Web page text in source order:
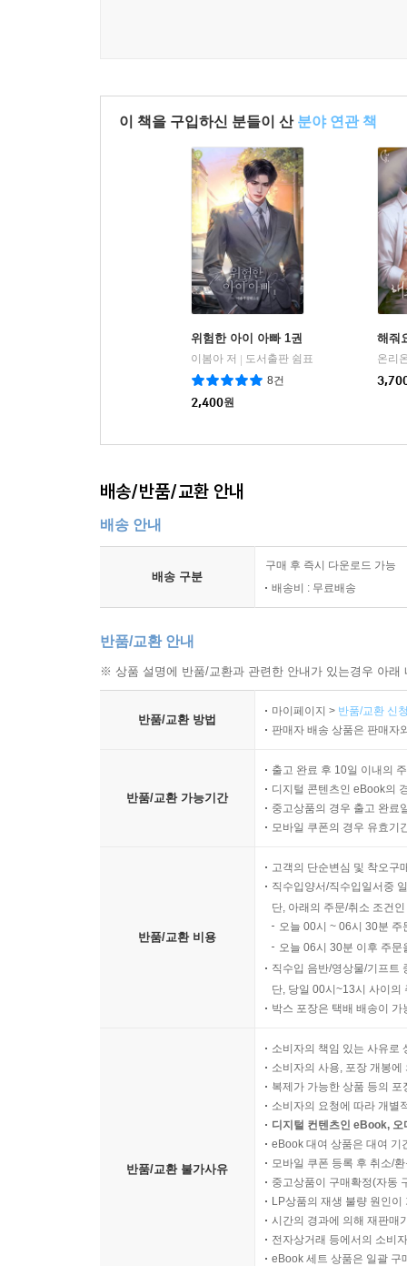
이 책을 구입하신 분들이 산 분야 연관 책
위험한 아이 아빠 1권
이봄아 저
도서출판 쉼표
8건
2,400원
해줘
온리
배송/반품/교환 안내
배송 안내
배송 구분
구매 후 즉시 다운로드 가능
배송비 : 무료배송
반품/교환 안내
※ 상품 설명에 반품/교환과 관련한 안내가 있는경우 아
반품/교환 방법
마이페이지 > 반품/교환 신
판매자 배송 상품은 판매자
반품/교환 가능기간
출고 완료 후 10일 이내의
디지털 콘텐츠인 eBook의
중고상품의 경우 출고 완료
모바일 쿠폰의 경우 유효기
반품/교환 비용
고객의 단순변심 및 착오구
직수입양서/직수입일서중
단, 아래의 주문/취소 조건
오늘 00시 ~ 06시 30분
오늘 06시 30분 이후 주
직수입 음반/영상물/기프트
단, 당일 00시~13시 사이의
박스 포장은 택배 배송이
반품/교환 불가사유
소비자의 책임 있는 사유로
소비자의 사용, 포장 개봉
복제가 가능한 상품 등의
소비자의 요청에 따라 개별
디지털 컨텐츠인 eBook,
eBook 대여 상품은 대여 기
모바일 쿠폰 등록 후 취소/
중고상품이 구매확정(자동
LP상품의 재생 불량 원인
시간의 경과에 의해 재판매
전자상거래 등에서의 소비
eBook 세트 상품은 일괄 구